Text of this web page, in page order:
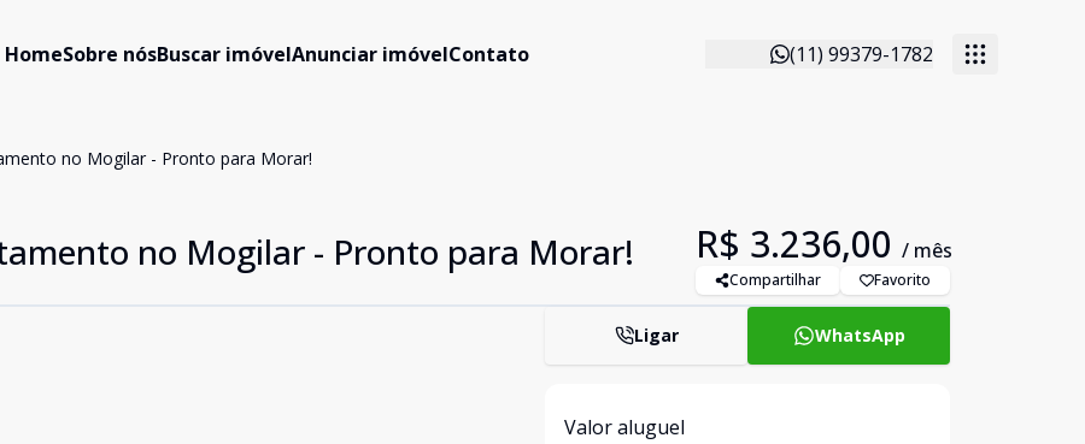
HomeSobre nósBuscar imóvelAnunciar imóvelContato (11) 99379-1782
no Mogilar - Pronto para Morar!
no Mogilar - Pronto para Morar! R$ 3.236,00 / mês
Compartilhar Favorito
Ligar WhatsApp
Valor aluguel